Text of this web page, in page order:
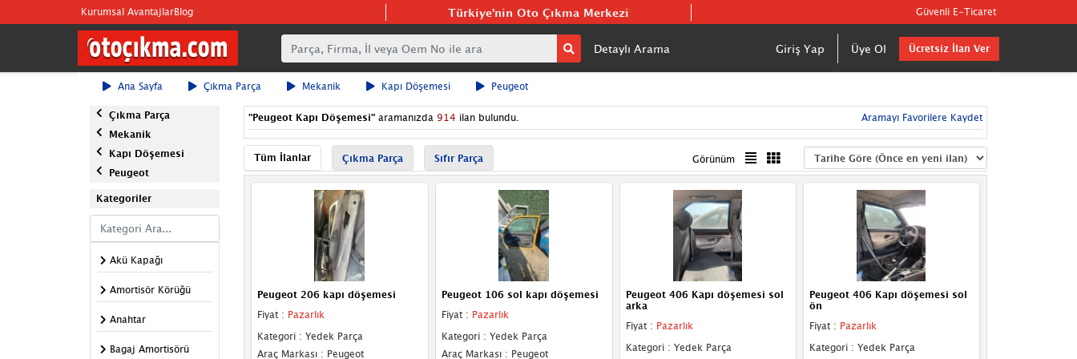
Kurumsal AvantajlarBlog Türkiye'nin Oto Çıkma Merkezi Güvenli E-Ticaret
Detaylı Arama Giriş Yap Üye Ol Ücretsiz İlan Ver
Ana Sayfa Çıkma Parça Mekanik Kapı Döşemesi Peugeot
Çıkma Parça
Mekanik
Kapı Döşemesi
Peugeot
Kategoriler
Akü Kapağı
Amortisör Körüğü
Anahtar
Bagaj Amortisörü
"Peugeot Kapı Döşemesi" aramanızda 914 ilan bulundu. Aramayı Favorilere Kaydet
Tüm İlanlar Çıkma Parça Sıfır Parça Görünüm
Peugeot 206 kapı döşemesi
Fiyat : Pazarlık
Kategori : Yedek Parça
Araç Markası : Peugeot
Peugeot 106 sol kapı döşemesi
Fiyat : Pazarlık
Kategori : Yedek Parça
Araç Markası : Peugeot
Peugeot 406 Kapı döşemesi sol
arka
Fiyat : Pazarlık
Kategori : Yedek Parça
Peugeot 406 Kapı döşemesi sol
ön
Fiyat : Pazarlık
Kategori : Yedek Parça